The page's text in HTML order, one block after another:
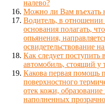
налево?
Можно ли Вам въехать
Водитель, в отношении
основания полагать,
опьянения,
освидетельствование
Как следует поступить
автомобиль, стоящий у
Какова первая помощь
поверхностного
отек кожи,
наполненных